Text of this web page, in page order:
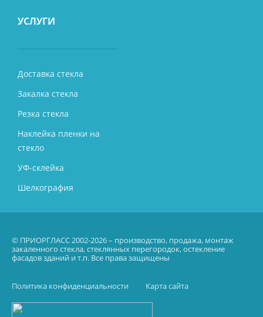
УСЛУГИ
Доставка стекла
Закалка стекла
Резка стекла
Наклейка пленки на
стекло
УФ-склейка
Шелкография
© ПРИОРГЛАСС 2002-2026 – производство, продажа, монтаж
закаленного стекла, стеклянных перегородок, остекление
фасадов зданий и т.п. Все права защищены
Политика конфиденциальности Карта сайта